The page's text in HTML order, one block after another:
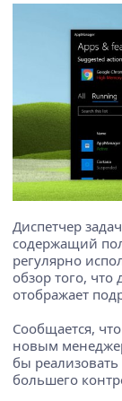
Диспетчер
содержащий
регулярно
обзор того,
отображает
Сообщается,
новым
бы
большего